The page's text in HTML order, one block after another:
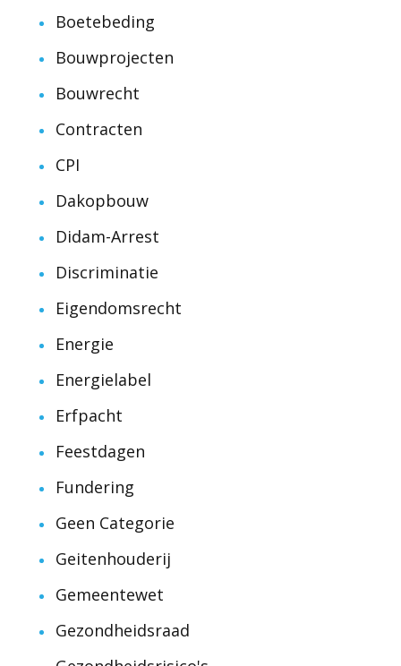
Boetebeding
Bouwprojecten
Bouwrecht
Contracten
CPI
Dakopbouw
Didam-Arrest
Discriminatie
Eigendomsrecht
Energie
Energielabel
Erfpacht
Feestdagen
Fundering
Geen Categorie
Geitenhouderij
Gemeentewet
Gezondheidsraad